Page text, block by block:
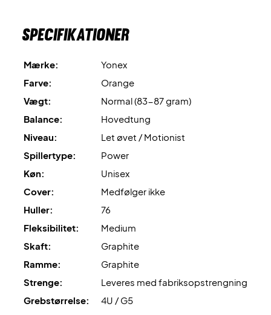
start.
Ekspertrådgivning
: Til denne ketcher anbefaler vi en
opstrengning med Yonex BG80 og 10,5 kg i hårdhed.
Leveres
Specifikationer
Mærke:
Yonex
Farve:
Orange
Vægt:
Normal (83-87 gram)
Balance:
Hovedtung
Niveau:
Let øvet / Motionist
Spillertype:
Power
Køn:
Unisex
Cover:
Medfølger ikke
Huller:
76
Fleksibilitet:
Medium
Skaft:
Graphite
Ramme:
Graphite
Strenge:
Leveres med fabriksopstrengning
Grebstørrelse:
4U / G5